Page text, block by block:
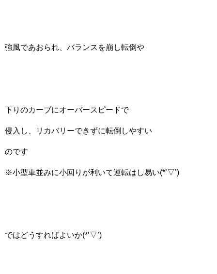
強風であおられ、バランスを崩し転倒や
下りのカーブにオーバースピードで
侵入し、リカバリーできずに転倒しやすい
のです
※小型車並みに小回りが利いて運転はし易い(*’▽’)
ではどうすればよいか(*’▽’)